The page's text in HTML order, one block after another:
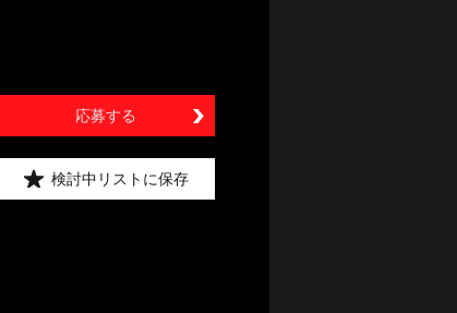
応募する
検討中リストに保存